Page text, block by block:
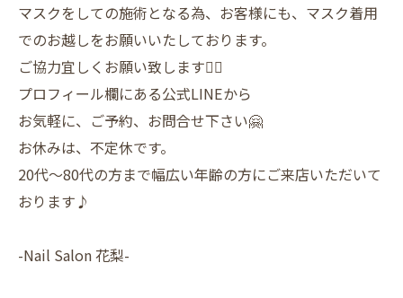
マスクをしての施術となる為、お客様にも、マスク着用
でのお越しをお願いいたしております。
ご協力宜しくお願い致します🙇‍♀️
プロフィール欄にある公式LINEから
お気軽に、ご予約、お問合せ下さい🤗
お休みは、不定休です。
20代〜80代の方まで幅広い年齢の方にご来店いただいて
おります♪
-Nail Salon 花梨-